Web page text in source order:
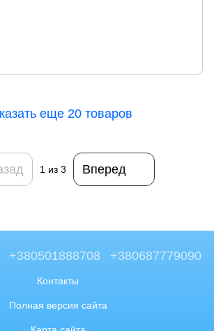
еще 20 товаров
1 из 3 Вперед
+380501888708 +380687779090
Контакты
Полная версия сайта